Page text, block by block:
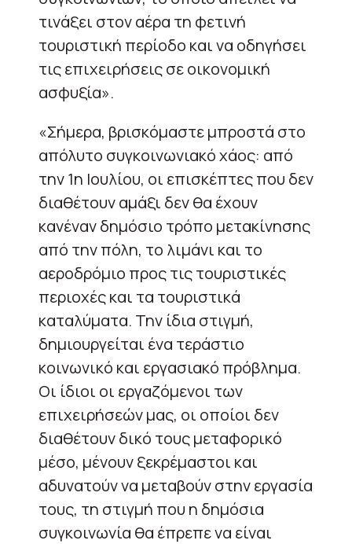
τινάξει στον αέρα τη φετινή
τουριστική περίοδο και να οδηγήσει
τις επιχειρήσεις σε οικονομική
ασφυξία».
«Σήμερα, βρισκόμαστε μπροστά στο
απόλυτο συγκοινωνιακό χάος: από
την 1η Ιουλίου, οι επισκέπτες που δεν
διαθέτουν αμάξι δεν θα έχουν
κανέναν δημόσιο τρόπο μετακίνησης
από την πόλη, το λιμάνι και το
αεροδρόμιο προς τις τουριστικές
περιοχές και τα τουριστικά
καταλύματα. Την ίδια στιγμή,
δημιουργείται ένα τεράστιο
κοινωνικό και εργασιακό πρόβλημα.
Οι ίδιοι οι εργαζόμενοι των
επιχειρήσεών μας, οι οποίοι δεν
διαθέτουν δικό τους μεταφορικό
μέσο, μένουν ξεκρέμαστοι και
αδυνατούν να μεταβούν στην εργασία
τους, τη στιγμή που η δημόσια
συγκοινωνία θα έπρεπε να είναι